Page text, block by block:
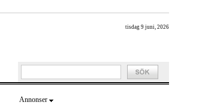
tisdag 9 juni, 2026
Annonser